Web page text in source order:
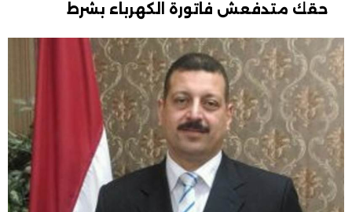
حقك متدفعش فاتورة الكهرباء بشرط